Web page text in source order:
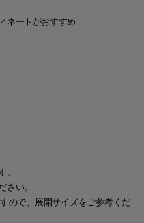
ネートがおすすめ
。
さい。
ので、展開サイズをご参考くだ